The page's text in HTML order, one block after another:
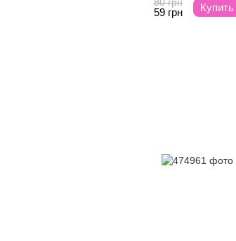
59 грн Купить